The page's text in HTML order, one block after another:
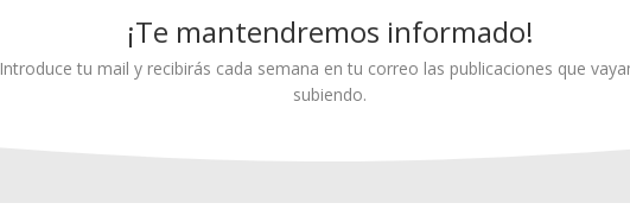
¡Te mantendremos informado!
Introduce tu mail y recibirás cada semana en tu correo las publicaciones que
subiendo.